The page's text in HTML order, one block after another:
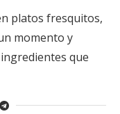
platos fresquitos,
momento y
que